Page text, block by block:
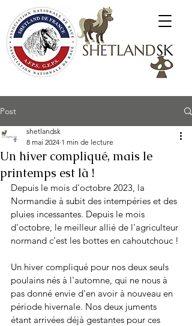
Post
Un hiver compliqué, mais le
printemps est là !
shetlandsk
8 mai 2024 1 min de lecture
Depuis le mois d'octobre 2023, la
Normandie à subit des intempéries et des
pluies incessantes. Depuis le mois
d'octobre, le meilleur allié de l'agriculteur
normand c'est les bottes en cahoutchouc !
Un hiver compliqué pour nos deux seuls
poulains nés à l'automne, qui ne nous à
pas donné envie d'en avoir à nouveau en
période hivernale. Nos deux juments
étant arrivées déjà gestantes pour ces